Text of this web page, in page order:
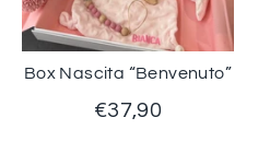
Box Nascita “Benvenuto”
€37,90